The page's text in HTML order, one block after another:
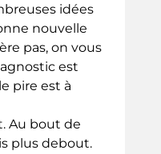
idées
nouvelle
pas, on vous
est
pire est à
Au bout de
plus debout.